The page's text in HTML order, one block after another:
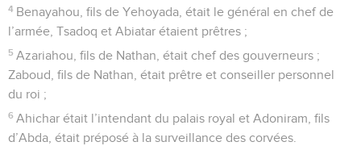
4 Benayahou, fils de Yehoyada, était le général en chef de
l’armée, Tsadoq et Abiatar étaient prêtres ;
5 Azariahou, fils de Nathan, était chef des gouverneurs ;
Zaboud, fils de Nathan, était prêtre et conseiller personnel
du roi ;
6 Ahichar était l’intendant du palais royal et Adoniram, fils
d’Abda, était préposé à la surveillance des corvées.